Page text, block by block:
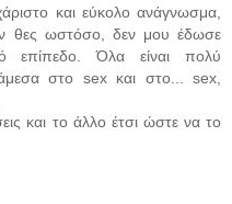
και εύκολο ανάγνωσμα,
θες ωστόσο, δεν μου έδωσε
επίπεδο. Όλα είναι πολύ
στο sex και στο... sex,
και το άλλο έτσι ώστε να το